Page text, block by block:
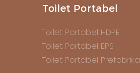
Toilet Portabel
Toilet Portabel HDPE
Toilet Portabel EPS
Toilet Portabel